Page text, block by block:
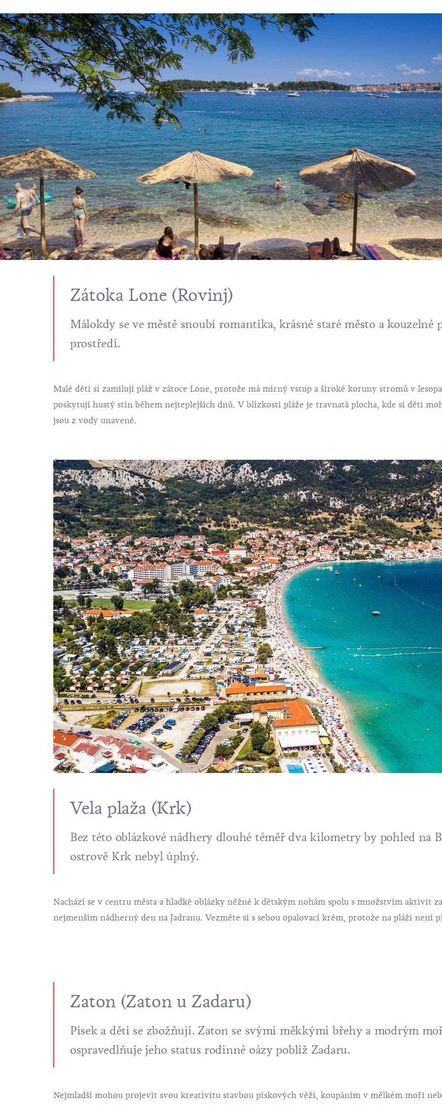
Zátoka Lone (Rovinj)
Málokdy se ve městě snoubí romantika, krásné staré město a kouzelné
prostředí.
Malé děti si zamilují pláž v zátoce Lone, protože má mírný vstup a široké koruny stromů v
poskytují hustý stín během nejteplejších dnů. V blízkosti pláže je travnatá plocha, kde si děti
jsou z vody unavené.
Vela plaža (Krk)
Bez této oblázkové nádhery dlouhé téměř dva kilometry by pohled na
ostrově Krk nebyl úplný.
Nachází se v centru města a hladké oblázky něžné k dětským nohám spolu s množstvím aktivit
nejmenším nádherný den na Jadranu. Vezměte si s sebou opalovací krém, protože na pláži není
Zaton (Zaton u Zadaru)
Písek a děti se zbožňují. Zaton se svými měkkými břehy a modrým
ospravedlňuje jeho status rodinné oázy poblíž Zadaru.
Nejmladší mohou projevit svou kreativitu stavbou pískových věží, koupáním v mělkém moři